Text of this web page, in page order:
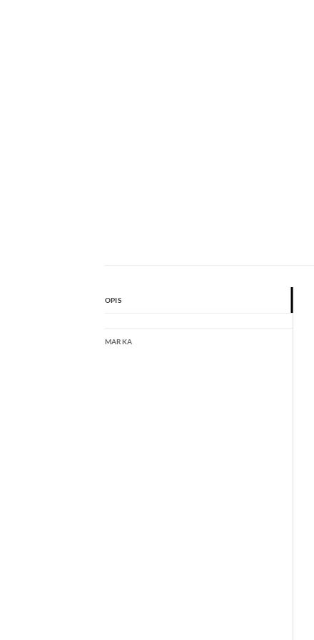
OPIS
MARKA